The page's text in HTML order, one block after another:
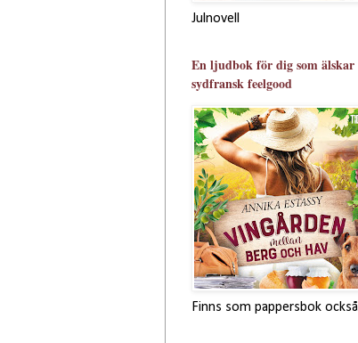
Julnovell
En ljudbok för dig som älskar
sydfransk feelgood
Finns som pappersbok också